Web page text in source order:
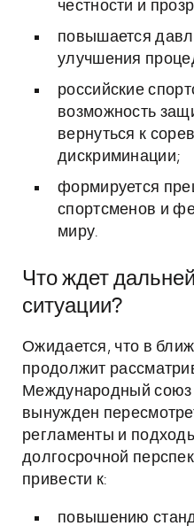
честности и
повышается
улучшения
российские
возможность
вернуться к
дискриминации;
формируется
спортсменов и
миру.
Что ждет
ситуации?
Ожидается, что в
продолжит
Международный союз
вынужден
регламенты и
долгосрочной
привести к:
повышению